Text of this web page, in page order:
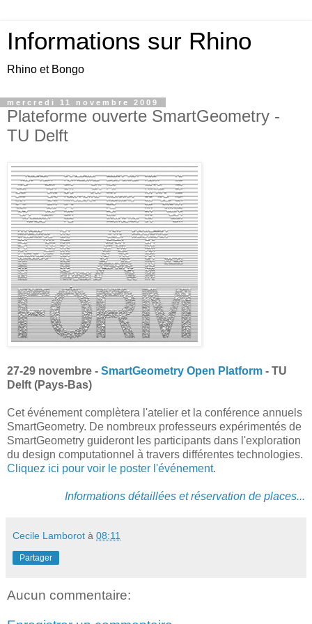
Informations sur Rhino
Rhino et Bongo
mercredi 11 novembre 2009
Plateforme ouverte SmartGeometry -
TU Delft
27-29 novembre - SmartGeometry Open Platform - TU
Delft (Pays-Bas)
Cet événement complètera l'atelier et la conférence annuels
SmartGeometry. De nombreux professeurs expérimentés de
SmartGeometry guideront les participants dans l'exploration
du design computationnel à travers différentes technologies.
Cliquez ici pour voir le poster l'événement.
Informations détaillées et réservation de places...
Cecile Lamborot à 08:11
Partager
Aucun commentaire: